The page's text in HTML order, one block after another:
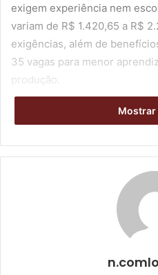
exigem experiência nem
variam de R$ 1.420,65 a R$
exigências, além de
35 vagas para menor
produção.
Há 39 vagas disponíveis
e remuneração também
de R$8,39 a hora de
A lista ainda inclui
vendas (38), oficial
auxiliar operacional de
Mostrar